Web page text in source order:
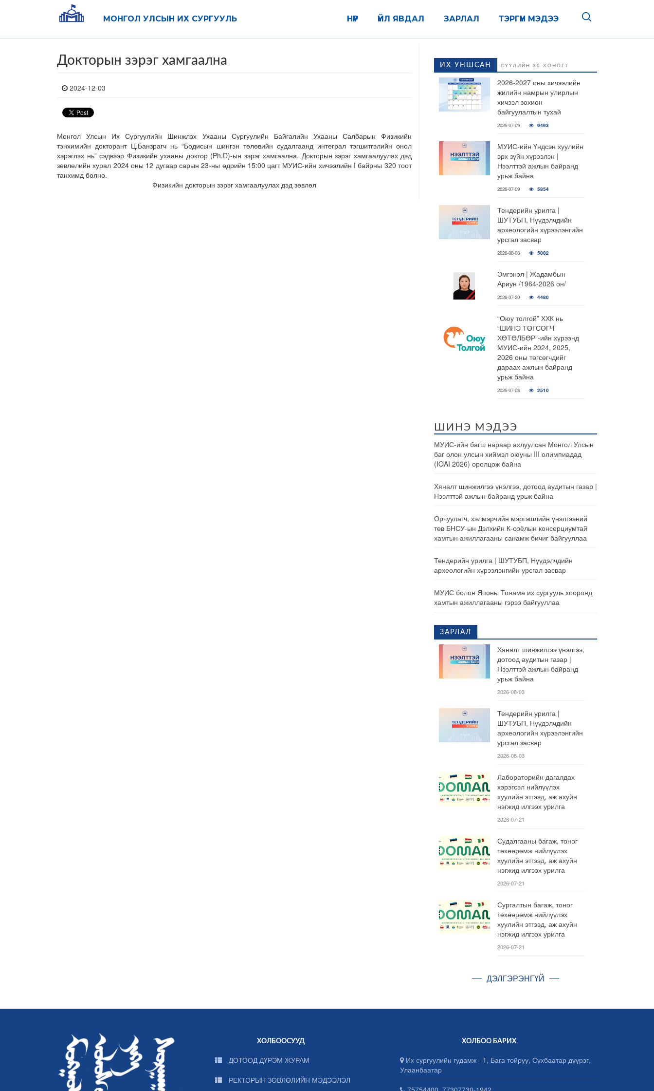
МОНГОЛ УЛСЫН ИХ СУРГУУЛЬ ТЭРГҮҮН МЭДЭЭ
ЗАРЛАЛ
ҮЙЛ ЯВДАЛ
НҮҮР
Докторын зэрэг хамгаална
2024-12-03
Монгол Улсын Их Сургуулийн Шинжлэх Ухааны Сургуулийн Байгалийн Ухааны Салбарын Физикийн
тэнхимийн докторант Ц.Банзрагч нь “Бодисын шингэн төлөвийн судалгаанд интеграл тэгшитгэлийн онол
хэрэглэх нь” сэдвээр Физикийн ухааны доктор (Ph.D)-ын зэрэг хамгаална. Докторын зэрэг хамгаалуулах дэд
зөвлөлийн хурал 2024 оны 12 дугаар сарын 23-ны өдрийн 15:00 цагт МУИС-ийн хичээлийн I байрны 320 тоот
танхимд болно.
Физикийн докторын зэрэг хамгаалуулах дэд зөвлөл
ИХ УНШСАН СҮҮЛИЙН 30 ХОНОГТ
2026-2027 оны хичээлийн
жилийн намрын улирлын
хичээл зохион
байгуулалтын тухай
2026-07-09 9493
МУИС-ийн Үндсэн хуулийн
эрх зүйн хүрээлэн |
Нээлттэй ажлын байранд
урьж байна
2026-07-09 5854
Тендерийн урилга |
ШУТУБП, Нүүдэлчдийн
археологийн хүрээлэнгийн
урсгал засвар
2026-08-03 5082
Эмгэнэл | Жадамбын
Ариун /1964-2026 он/
2026-07-20 4480
“Оюу толгой” ХХК нь
“ШИНЭ ТӨГСӨГЧ
ХӨТӨЛБӨР”-ийн хүрээнд
МУИС-ийн 2024, 2025,
2026 оны төгсөгчдийг
дараах ажлын байранд
урьж байна
2026-07-08 2510
ШИНЭ МЭДЭЭ
МУИС-ийн багш нараар ахлуулсан Монгол Улсын
баг олон улсын хиймэл оюуны III олимпиадад
(IOAI 2026) оролцож байна
Хяналт шинжилгээ үнэлгээ, дотоод аудитын газар |
Нээлттэй ажлын байранд урьж байна
Орчуулагч, хэлмэрчийн мэргэшлийн үнэлгээний
төв БНСУ-ын Дэлхийн К-соёлын консерциумтай
хамтын ажиллагааны санамж бичиг байгууллаа
Тендерийн урилга | ШУТУБП, Нүүдэлчдийн
археологийн хүрээлэнгийн урсгал засвар
МУИС болон Японы Тояама их сургууль хооронд
хамтын ажиллагааны гэрээ байгууллаа
ЗАРЛАЛ
Хяналт шинжилгээ үнэлгээ,
дотоод аудитын газар |
Нээлттэй ажлын байранд
урьж байна
2026-08-03
Тендерийн урилга |
ШУТУБП, Нүүдэлчдийн
археологийн хүрээлэнгийн
урсгал засвар
2026-08-03
Лабораторийн дагалдах
хэрэгсэл нийлүүлэх
хуулийн этгээд, аж ахуйн
нэгжид илгээх урилга
2026-07-21
Судалгааны багаж, тоног
төхөөрөмж нийлүүлэх
хуулийн этгээд, аж ахуйн
нэгжид илгээх урилга
2026-07-21
Сургалтын багаж, тоног
төхөөрөмж нийлүүлэх
хуулийн этгээд, аж ахуйн
нэгжид илгээх урилга
2026-07-21
ДЭЛГЭРЭНГҮЙ
ХОЛБООСУУД
ДОТООД ДҮРЭМ ЖУРАМ
РЕКТОРЫН ЗӨВЛӨЛИЙН МЭДЭЭЛЭЛ
ХОЛБОО БАРИХ
Их сургуулийн гудамж - 1, Бага тойруу, Сүхбаатар дүүрэг,
Улаанбаатар